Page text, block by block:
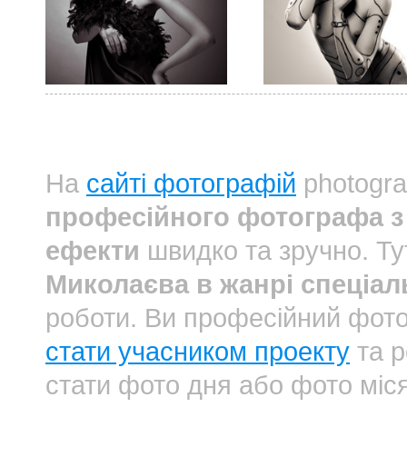
На сайті фотографій
професійного фотографа
ефекти швидко та зручно.
Миколаєва в жанрі
роботи. Ви професійний
стати учасником проекту та
стати фото дня або фото